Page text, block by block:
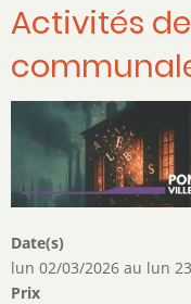
Activités
Date(s)
lun 02/03/2026 au lun
Prix